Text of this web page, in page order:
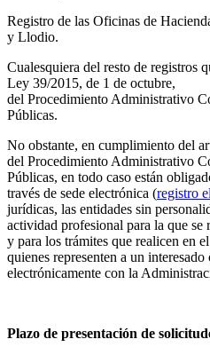
Registro de las Oficinas de
y Llodio.
Cualesquiera del resto de registros
Ley 39/2015, de 1 de octubre,
del Procedimiento Administrativo
Públicas.
No obstante, en cumplimiento del
del Procedimiento Administrativo
Públicas, en todo caso están
través de sede electrónica (registro
jurídicas, las entidades sin
actividad profesional para la que
y para los trámites que realicen en
quienes representen a un
electrónicamente con la
Plazo de presentación de